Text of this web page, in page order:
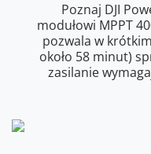
Poznaj DJI
modułowi MPPT
pozwala w
około 58 minut)
zasilanie